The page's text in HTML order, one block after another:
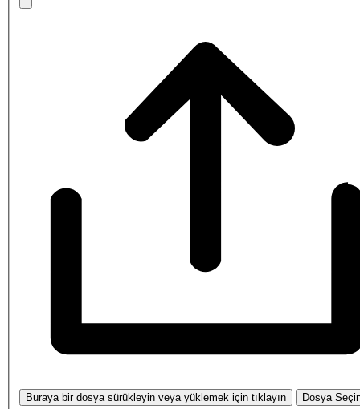
Buraya bir dosya sürükleyin veya yüklemek için tıklayın Dosya